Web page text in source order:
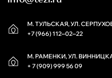
М. ТУЛЬСКАЯ, УЛ.
+7 (966) 112‒02‒22
М. РАМЕНКИ, УЛ.
+ 7 (909) 999 56 09